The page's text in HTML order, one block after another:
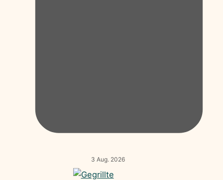
3 Aug. 2026